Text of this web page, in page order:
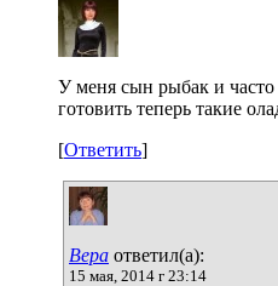
У меня сын рыбак и часто
готовить теперь такие
[Ответить]
Вера ответил(а):
15 мая, 2014 г 23:14